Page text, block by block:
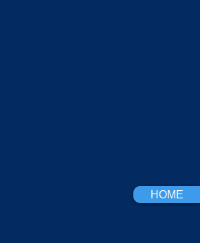
HOME